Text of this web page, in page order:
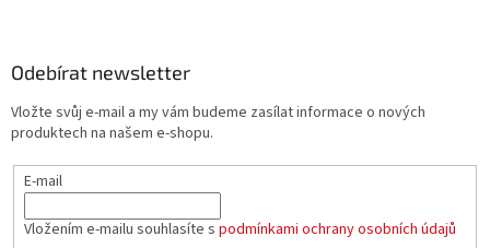
Odebírat newsletter
Vložte svůj e-mail a my vám budeme zasílat informace o nových
produktech na našem e-shopu.
E-mail
Vložením e-mailu souhlasíte s podmínkami ochrany osobních údajů